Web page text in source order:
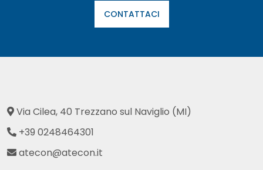
CONTATTACI
Via Cilea, 40 Trezzano sul Naviglio (MI)
+39 0248464301
atecon@atecon.it